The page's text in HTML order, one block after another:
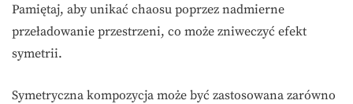
Pamiętaj, aby unikać chaosu poprzez nadmierne
przeładowanie przestrzeni, co może zniweczyć efekt
symetrii.
Symetryczna kompozycja może być zastosowana zarówno